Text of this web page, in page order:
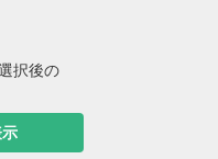
択後の